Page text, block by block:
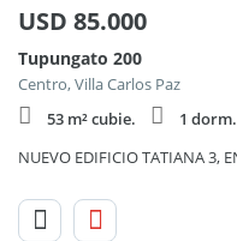
USD 85.000
Tupungato 200
Centro, Villa Carlos Paz
53 m² cubie.
1 dorm.